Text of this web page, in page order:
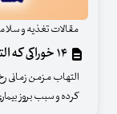
مقالات تغذیه و
التهاب مزمن
کرده و سبب بروز